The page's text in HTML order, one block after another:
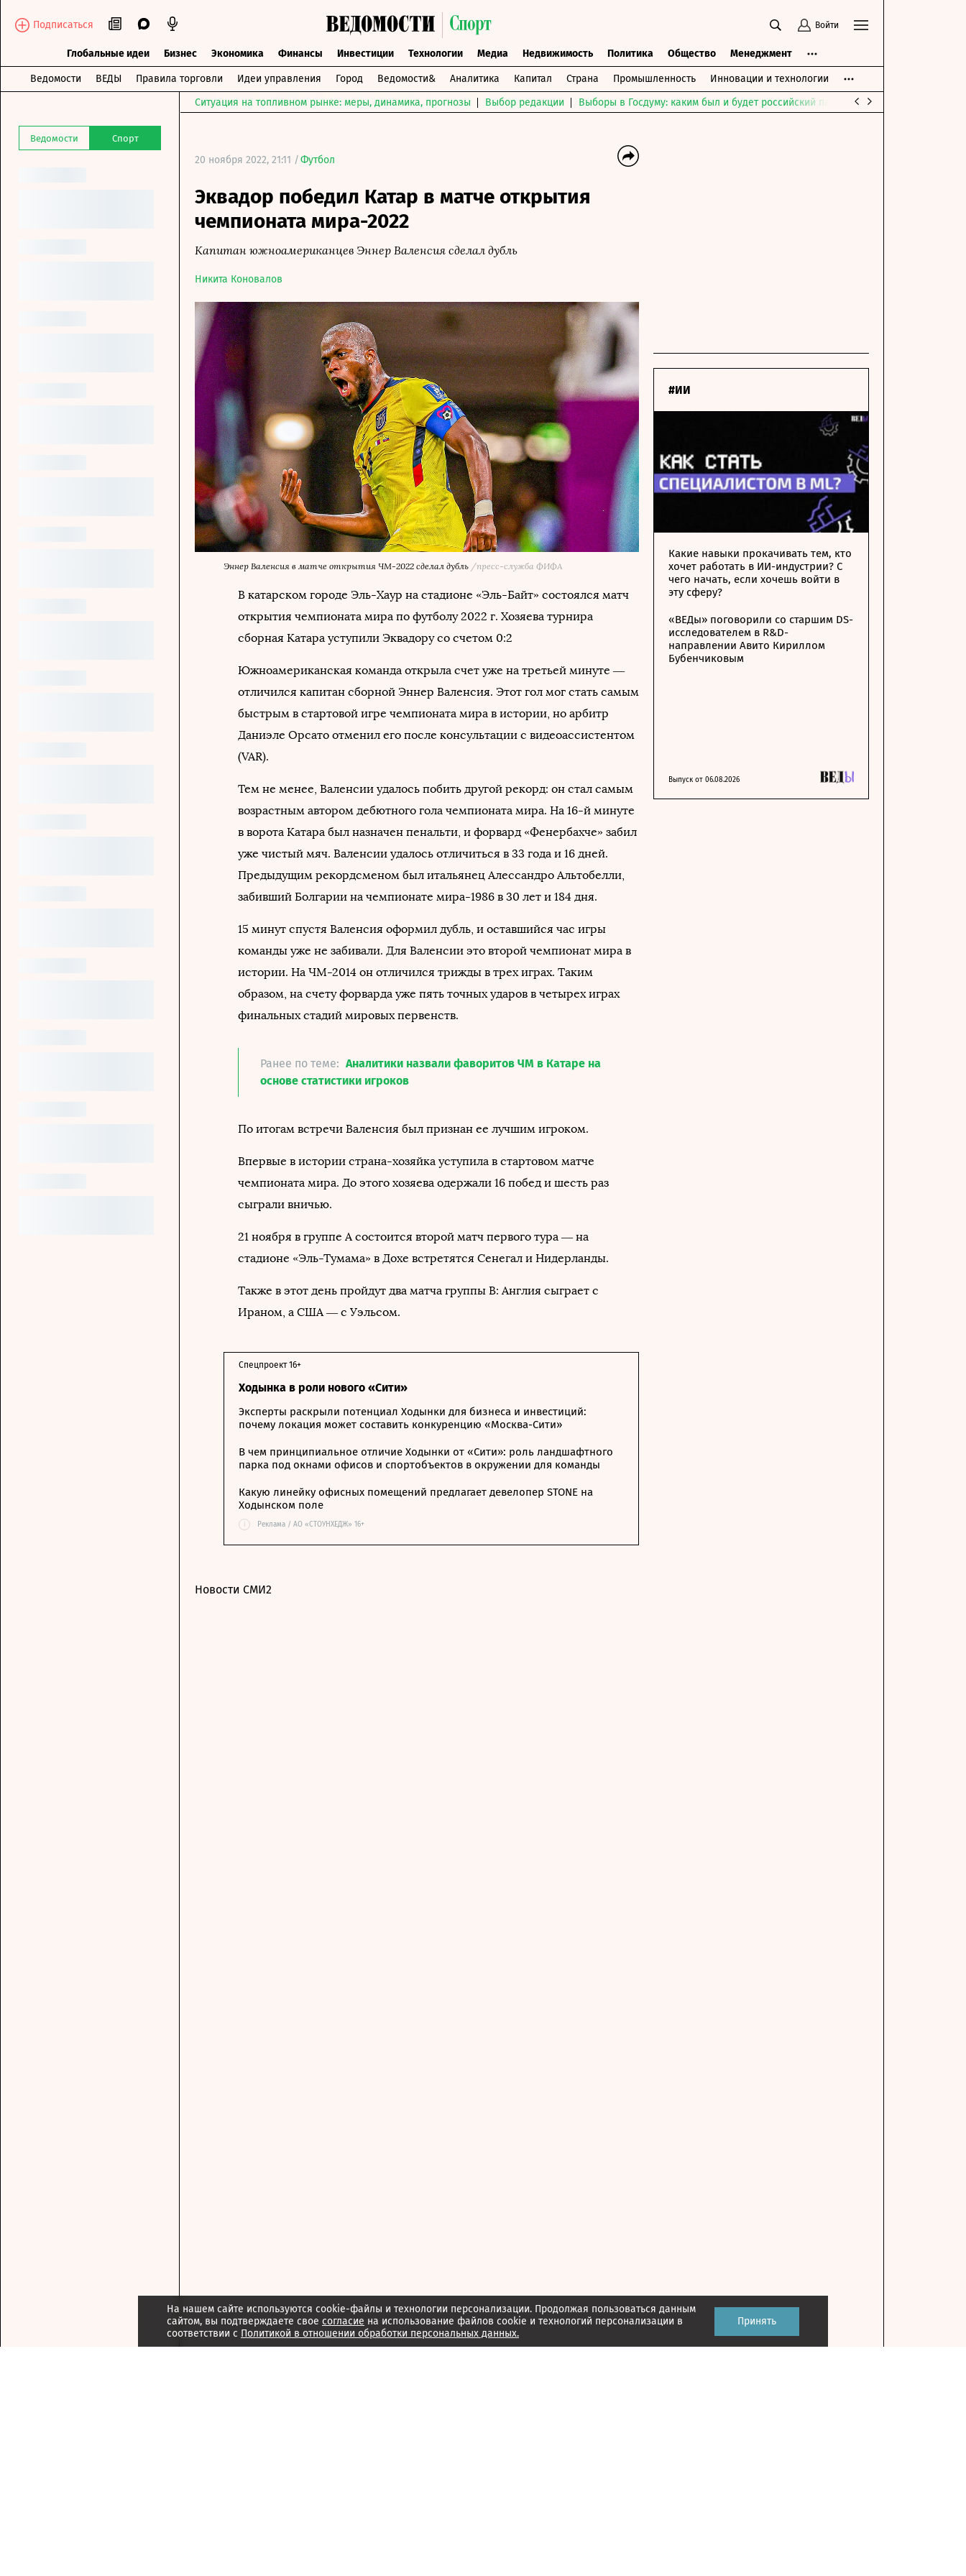
На нашем сайте используются cookie-файлы и технологии персонализации. Продолжая пользоваться данным
сайтом, вы подтверждаете свое согласие на использование файлов cookie и технологий персонализации в
соответствии с Политикой в отношении обработки персональных данных.
Принять
Подписаться Войти
Глобальные идеи Бизнес Экономика Финансы Инвестиции Технологии Медиа Недвижимость Политика Общество Менеджмент
Ведомости ВЕДЫ Правила торговли Идеи управления Город Ведомости& Аналитика Капитал Страна Промышленность Инновации и технологии
Ведомости Спорт
Ситуация на топливном рынке: меры, динамика, прогнозы Выбор редакции Выборы в Госдуму: каким был и будет российский парламент
20 ноября 2022, 21:11 /Футбол
Эквадор победил Катар в матче открытия
чемпионата мира-2022
Капитан южноамериканцев Эннер Валенсия сделал дубль
Никита Коновалов
Эннер Валенсия в матче открытия ЧМ-2022 сделал дубль /пресс-служба ФИФА
В катарском городе Эль-Хаур на стадионе «Эль-Байт» состоялся матч
открытия чемпионата мира по футболу 2022 г. Хозяева турнира
сборная Катара уступили Эквадору со счетом 0:2
Южноамериканская команда открыла счет уже на третьей минуте —
отличился капитан сборной Эннер Валенсия. Этот гол мог стать самым
быстрым в стартовой игре чемпионата мира в истории, но арбитр
Даниэле Орсато отменил его после консультации с видеоассистентом
(VAR).
Тем не менее, Валенсии удалось побить другой рекорд: он стал самым
возрастным автором дебютного гола чемпионата мира. На 16-й минуте
в ворота Катара был назначен пенальти, и форвард «Фенербахче» забил
уже чистый мяч. Валенсии удалось отличиться в 33 года и 16 дней.
Предыдущим рекордсменом был итальянец Алессандро Альтобелли,
забивший Болгарии на чемпионате мира-1986 в 30 лет и 184 дня.
15 минут спустя Валенсия оформил дубль, и оставшийся час игры
команды уже не забивали. Для Валенсии это второй чемпионат мира в
истории. На ЧМ-2014 он отличился трижды в трех играх. Таким
образом, на счету форварда уже пять точных ударов в четырех играх
финальных стадий мировых первенств.
Ранее по теме: Аналитики назвали фаворитов ЧМ в Катаре на
основе статистики игроков
По итогам встречи Валенсия был признан ее лучшим игроком.
Впервые в истории страна-хозяйка уступила в стартовом матче
чемпионата мира. До этого хозяева одержали 16 побед и шесть раз
сыграли вничью.
21 ноября в группе A состоится второй матч первого тура — на
стадионе «Эль-Тумама» в Дохе встретятся Сенегал и Нидерланды.
Также в этот день пройдут два матча группы B: Англия сыграет с
Ираном, а США — с Уэльсом.
Ходынка в роли нового «Сити»
Спецпроект 16+
Эксперты раскрыли потенциал Ходынки для бизнеса и инвестиций:
почему локация может составить конкуренцию «Москва-Сити»
В чем принципиальное отличие Ходынки от «Сити»: роль ландшафтного
парка под окнами офисов и спортобъектов в окружении для команды
Какую линейку офисных помещений предлагает девелопер STONE на
Ходынском поле
i Реклама / АО «СТОУНХЕДЖ» 16+
#ИИ
Какие навыки прокачивать тем, кто
хочет работать в ИИ-индустрии? С
чего начать, если хочешь войти в
эту сферу?
«ВЕДы» поговорили со старшим DS-
исследователем в R&D-
направлении Авито Кириллом
Бубенчиковым
Выпуск от 06.08.2026
Новости СМИ2